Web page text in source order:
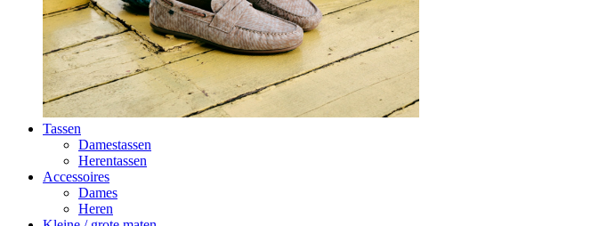
Tassen
Damestassen
Herentassen
Accessoires
Dames
Heren